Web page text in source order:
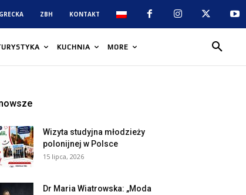
ZBH KONTAKT
KUCHNIA MORE
Wizyta studyjna młodzieży
polonijnej w Polsce
15 lipca, 2026
Dr Maria Wiatrowska: „Moda